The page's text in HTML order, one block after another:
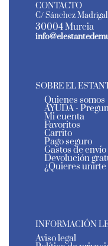
CONTACTO
C/ Sánchez
30004 Murcia
SOBRE EL
Quienes somos
AYUDA -
Mi cuenta
Favoritos
Carrito
Pago seguro
Gastos de
Devolución
¿Quieres
INFORMACIÓN
Aviso legal